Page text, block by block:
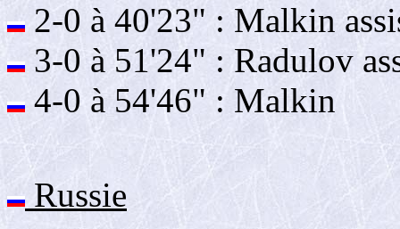
2-0 à 40'23" : Malkin
3-0 à 51'24" : Radulov
4-0 à 54'46" : Malkin
Russie